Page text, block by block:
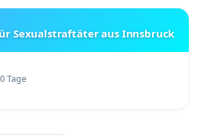
Sexualstraftäter aus Innsbruck
Tage